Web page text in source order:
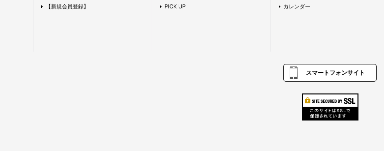
【新規会員登録】
PICK UP
カレンダー
スマートフォンサイト